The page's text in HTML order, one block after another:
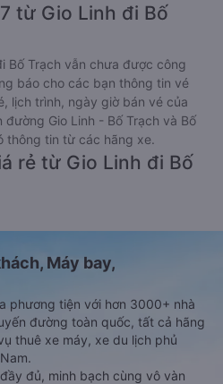
từ Gio Linh đi Bố
Bố Trạch vẫn chưa được công
báo cho các bạn thông tin vé
lịch trình, ngày giờ bán vé của
Gio Linh - Bố Trạch và Bố
thông tin từ các hãng xe.
rẻ từ Gio Linh đi Bố
Máy bay,
phương tiện với hơn 3000+ nhà
đường toàn quốc, tất cả hãng
thuê xe máy, xe du lịch phủ
đủ, minh bạch cùng vô vàn